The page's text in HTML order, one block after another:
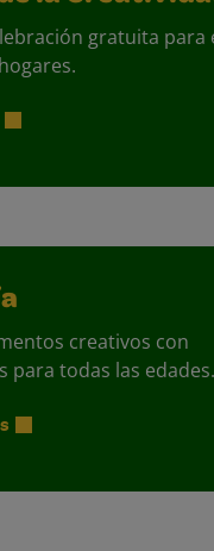
gratuita para
creativos con
para todas las edades.